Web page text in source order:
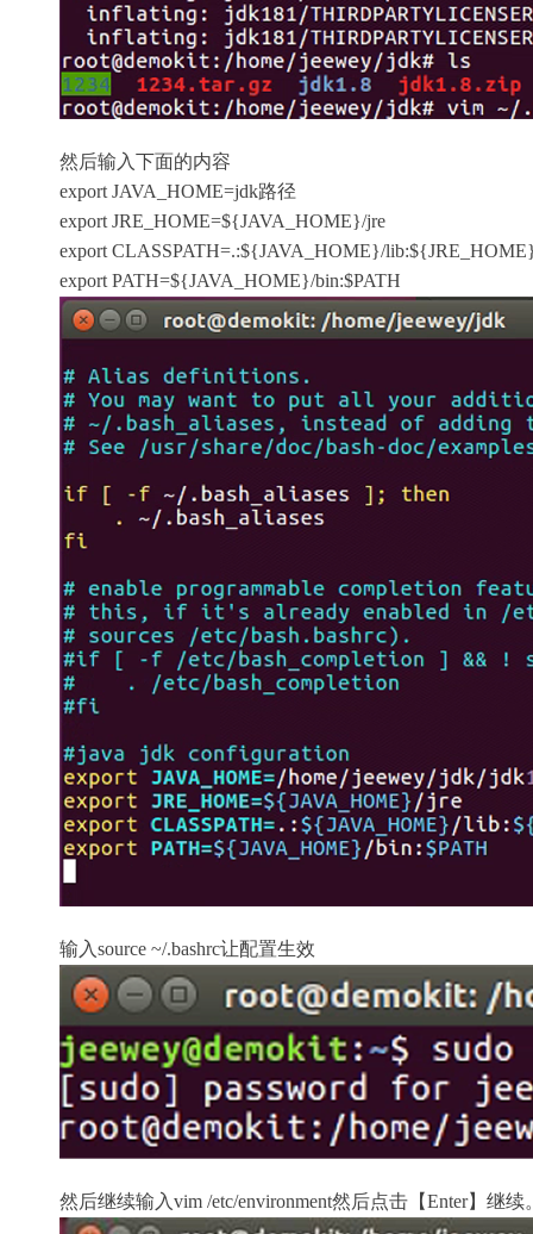
然后输入下面的内容
export JAVA_HOME=jdk路径
export JRE_HOME=${JAVA_HOME}/jre
export CLASSPATH=.:${JAVA_HOME}/
export PATH=${JAVA_HOME}/bin:$PATH
输入source ~/.bashrc让配置生效
然后继续输入vim /etc/environment然后点击【Enter】继续